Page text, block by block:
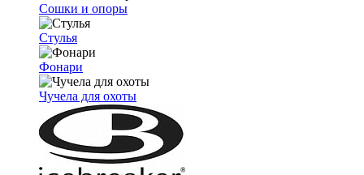
Сошки и опоры
Стулья
Фонари
Чучела для охоты